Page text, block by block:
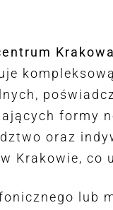
Krakowa
kompleksową
formy
oraz
Krakowie, co
lub